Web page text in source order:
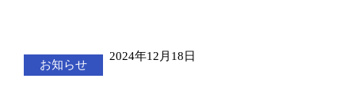
お知らせ
2024年12月18日